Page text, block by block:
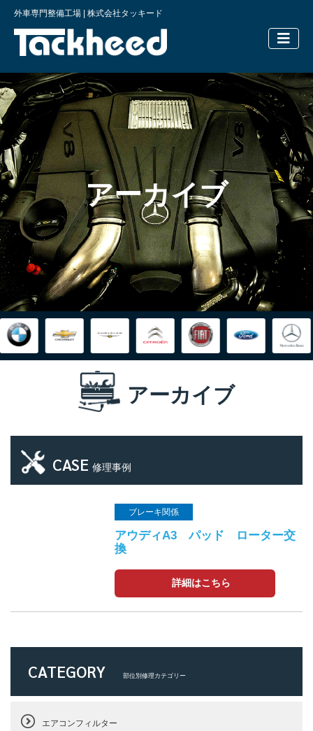
外車専門整備工場 | 株式会社タッキード
横浜の外
アーカイブ
アーカイブ
CASE 修理事例
ブレーキ関係
アウディA3 パッド ローター交
換
詳細はこちら
CATEGORY 部位別修理カテゴリー
エアコンフィルター